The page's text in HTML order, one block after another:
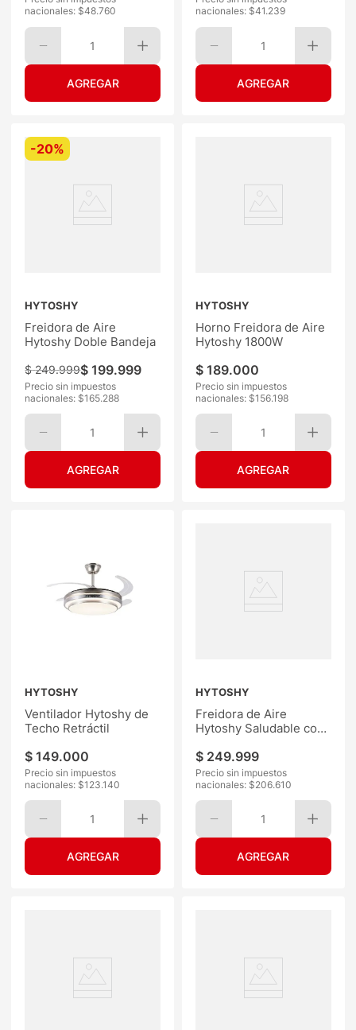
nacionales: $48.760
1
nacionales: $41.239
1
-20%
HYTOSHY
Freidora de Aire
Hytoshy Doble Bandeja
$ 249.999$ 199.999
Precio sin impuestos
nacionales: $165.288
1
HYTOSHY
Horno Freidora de Aire
Hytoshy 1800W
$ 189.000
Precio sin impuestos
nacionales: $156.198
1
HYTOSHY
Ventilador Hytoshy de
Techo Retráctil
$ 149.000
Precio sin impuestos
nacionales: $123.140
1
HYTOSHY
Freidora de Aire
Hytoshy Saludable con
$ 249.999
Precio sin impuestos
nacionales: $206.610
1